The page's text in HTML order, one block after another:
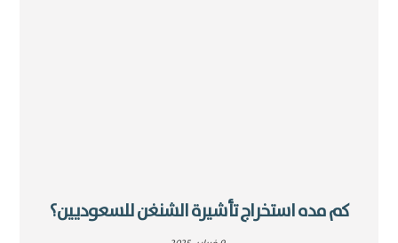
كم مده استخراج تأشيرة الشنغن للسعوديين؟